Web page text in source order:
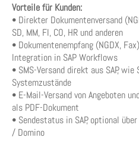
Vorteile für Kunden:
• Direkter Dokumentenversand
SD, MM, FI, CO, HR und anderen
• Dokumentenempfang (NGDX,
Integration in SAP Workflows
• SMS-Versand direkt aus SAP,
Systemzustände
• E-Mail-Versand von Angeboten
als PDF-Dokument
• Sendestatus in SAP, optional
/ Domino